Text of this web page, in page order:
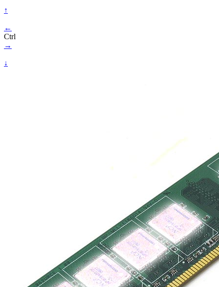
↑
←
Ctrl
→
↓